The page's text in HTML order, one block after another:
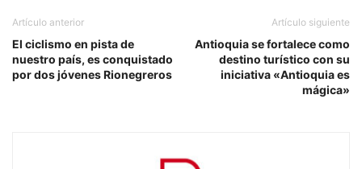
Artículo anterior
El ciclismo en pista de
nuestro país, es conquistado
por dos jóvenes Rionegreros
Artículo siguiente
Antioquia se fortalece como
destino turístico con su
iniciativa «Antioquia es
mágica»